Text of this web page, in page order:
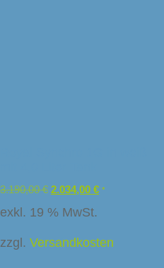
3.190,00€ 2.034,00 € *
exkl. 19 % MwSt.
zzgl. Versandkosten